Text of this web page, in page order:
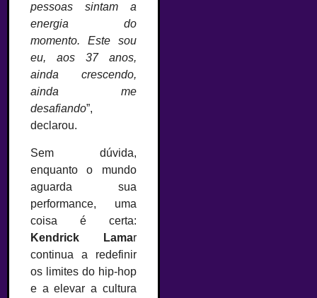
pessoas sintam a
energia do
momento. Este sou
eu, aos 37 anos,
ainda crescendo,
ainda me
desafiando”,
declarou.
Sem dúvida,
enquanto o mundo
aguarda sua
performance, uma
coisa é certa:
Kendrick Lamar
continua a redefinir
os limites do hip-hop
e a elevar a cultura